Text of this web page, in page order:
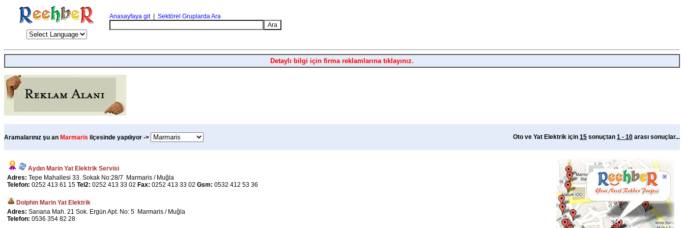
Anasayfaya git| Sektörel Gruplarda Ara
Detaylı bilgi için firma reklamlarına tıklayınız.
Aramalarınız şu an Marmaris ilçesinde yapılıyor -> Oto ve Yat Elektrik için 15 sonuçtan 1 - 10 arası sonuçlar...
Aydın Marin Yat Elektrik Servisi
Adres: Tepe Mahallesi 33. Sokak No:28/7 Marmaris / Muğla
Telefon: 0252 413 61 15 Tel2: 0252 413 33 02 Fax: 0252 413 33 02 Gsm: 0532 412 53 36
Dolphin Marin Yat Elektrik
Adres: Sarıana Mah. 21 Sok. Ergün Apt. No: 5 Marmaris / Muğla
Telefon: 0536 354 82 28